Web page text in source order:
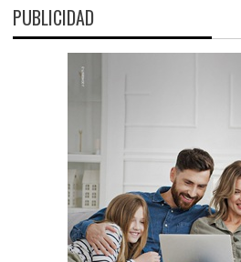
PUBLICIDAD